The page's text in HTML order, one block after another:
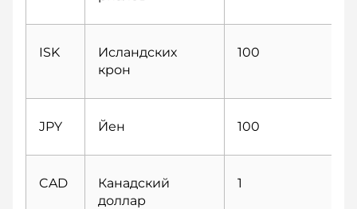
ISK
Исландских
крон
100
JPY Йен 100
CAD
Канадский
доллар
1